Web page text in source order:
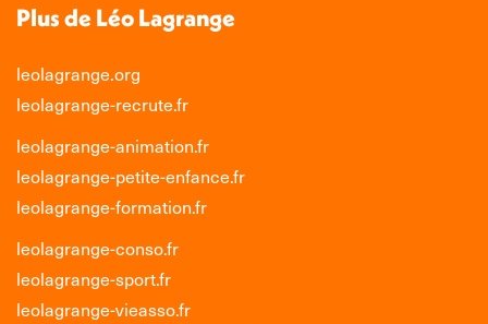
Plus de Léo Lagrange
leolagrange.org
leolagrange-recrute.fr
leolagrange-animation.fr
leolagrange-petite-enfance.fr
leolagrange-formation.fr
leolagrange-conso.fr
leolagrange-sport.fr
leolagrange-vieasso.fr